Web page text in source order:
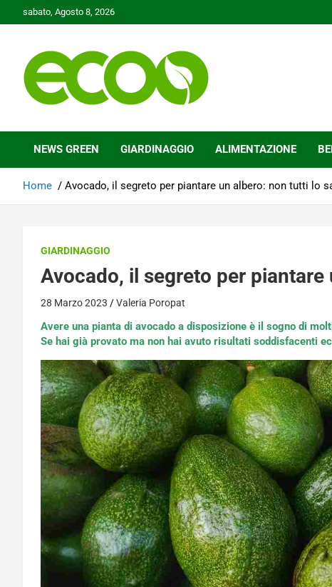
to
sabato, Agosto 8, 2026
Ecoo.it
NEWS GREEN GIARDINAGGIO ALIMENTAZIONE
Home Avocado, il segreto per piantare un albero: non tutti lo
GIARDINAGGIO
Avocado, il segreto per
28 Marzo 2023 Valeria Poropat
Avere una pianta di avocado a disposizione è il sogno di
Se hai già provato ma non hai avuto risultati soddisfacenti